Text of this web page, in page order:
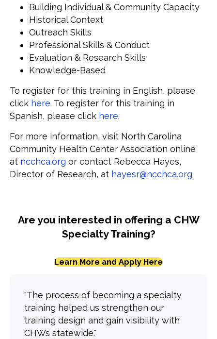
Building Individual & Community Capacity
Historical Context
Outreach Skills
Professional Skills & Conduct
Evaluation & Research Skills
Knowledge-Based
To register for this training in English, please
click here. To register for this training in
Spanish, please click here.
For more information, visit North Carolina
Community Health Center Association online
at ncchca.org or contact Rebecca Hayes,
Director of Research, at hayesr@ncchca.org.
Are you interested in offering a CHW
Specialty Training?
Learn More and Apply Here
"The process of becoming a specialty
training helped us strengthen our
training design and gain visibility with
CHWs statewide."